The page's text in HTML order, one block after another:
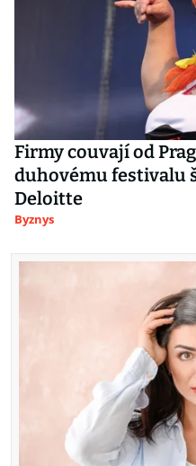
Firmy couvají od
duhovému festivalu
Deloitte
Byznys